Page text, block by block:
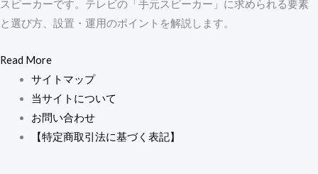
スピーカーです。テレビの「手元スピーカー」に求められる要素
と選び方、設置・運用のポイントを解説します。
Read More
サイトマップ
当サイトについて
お問い合わせ
【特定商取引法に基づく表記】